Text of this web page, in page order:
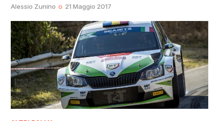
Alessio Zunino 21 Maggio 2017